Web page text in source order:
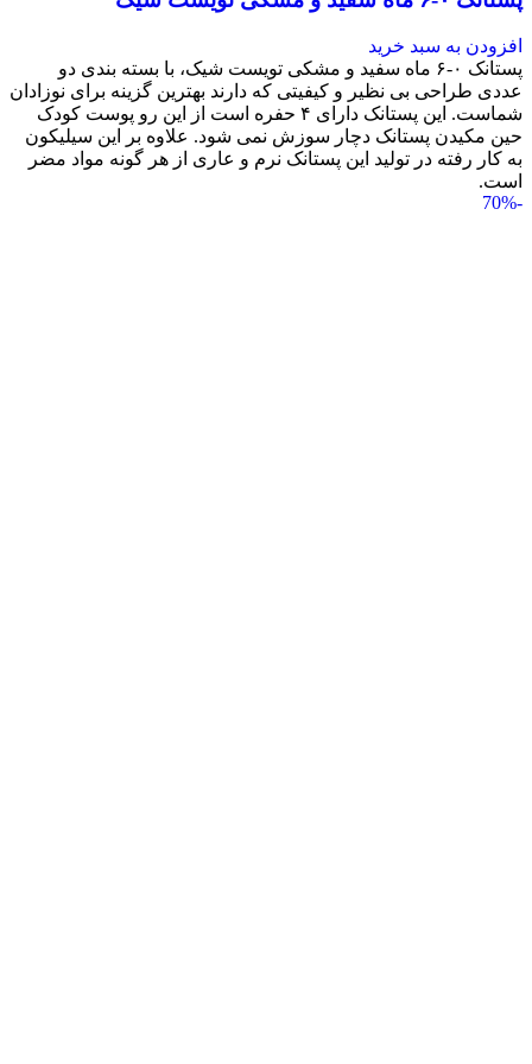
افزودن به سبد خرید
پستانک ۰-۶ ماه سفید و مشکی تویست شیک، با بسته بندی دو
عددی طراحی بی نظیر و کیفیتی که دارند بهترین گزینه برای نوزادان
شماست. این پستانک دارای ۴ حفره است از این رو پوست کودک
حین مکیدن پستانک دچار سوزش نمی شود. علاوه بر این سیلیکون
به کار رفته در تولید این پستانک نرم و عاری از هر گونه مواد مضر
است.
-70%